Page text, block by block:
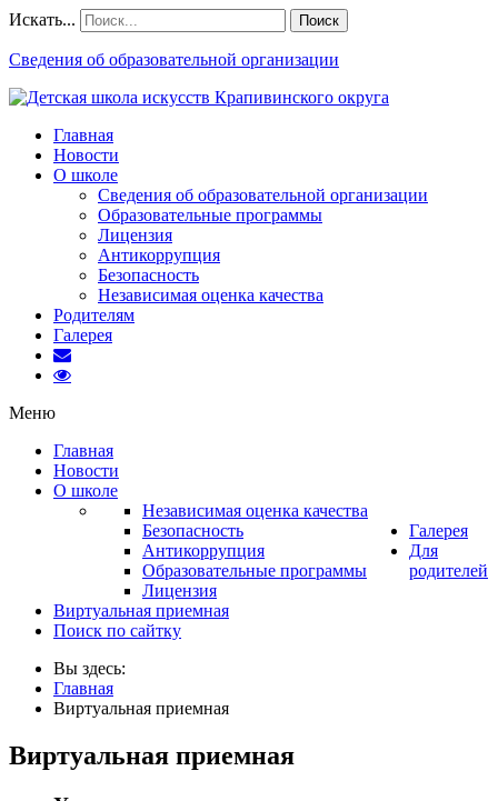
Искать... Поиск
Сведения об образовательной организации
Главная
Новости
О школе
Сведения об образовательной организации
Образовательные программы
Лицензия
Антикоррупция
Безопасность
Независимая оценка качества
Родителям
Галерея
Меню
Главная
Новости
О школе
Независимая оценка качества
Безопасность
Антикоррупция
Образовательные программы
Лицензия
Галерея
Для
родителей
Виртуальная приемная
Поиск по сайтку
Вы здесь:
Главная
Виртуальная приемная
Виртуальная приемная